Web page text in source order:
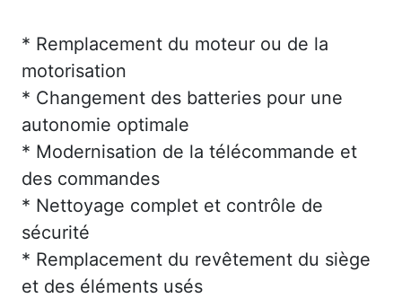
* Remplacement du moteur ou de la
motorisation
* Changement des batteries pour une
autonomie optimale
* Modernisation de la télécommande et
des commandes
* Nettoyage complet et contrôle de
sécurité
* Remplacement du revêtement du siège
et des éléments usés